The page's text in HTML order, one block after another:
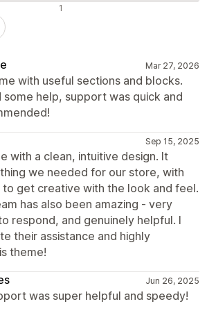
1
Mar 27, 2026
with useful sections and blocks.
some help, support was quick and
Sep 15, 2025
with a clean, intuitive design. It
we needed for our store, with
get creative with the look and feel.
has also been amazing - very
respond, and genuinely helpful. I
their assistance and highly
theme!
Jun 26, 2025
was super helpful and speedy!